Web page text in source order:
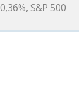
S&P 500